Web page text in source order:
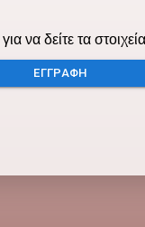
για να δείτε τα
ΕΓΓΡΑΦΉ